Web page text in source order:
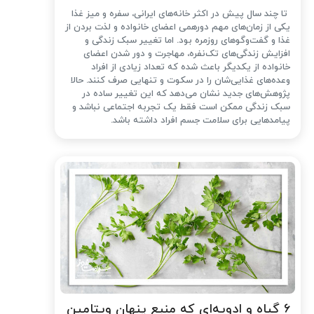
تا چند سال پیش در اکثر خانه‌های ایرانی، سفره و میز غذا
یکی از زمان‌های مهم دورهمی اعضای خانواده و لذت بردن از
غذا و گفت‌وگوهای روزمره بود. اما تغییر سبک زندگی و
افزایش زندگی‌های تک‌نفره، مهاجرت و دور شدن اعضای
خانواده از یکدیگر باعث شده که تعداد زیادی از افراد
وعده‌های غذایی‌شان را در سکوت و تنهایی صرف کنند. حالا
پژوهش‌های جدید نشان می‌دهد که این تغییر ساده در
سبک زندگی ممکن است فقط یک تجربه اجتماعی نباشد و
پیامدهایی برای سلامت جسم افراد داشته باشد.
۶ گیاه و ادویه‌ای که منبع پنهان ویتامین